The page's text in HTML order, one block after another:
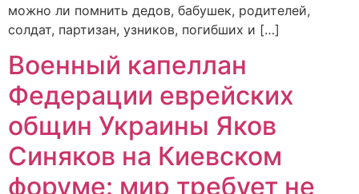
можно ли помнить дедов, бабушек, родителей,
солдат, партизан, узников, погибших и […]
Военный капеллан
Федерации еврейских
общин Украины Яков
Синяков на Киевском
форуме: мир требует не